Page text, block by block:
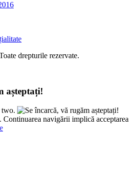
drepturile rezervate.
așteptați!
two.
Continuarea navigării implică acceptarea